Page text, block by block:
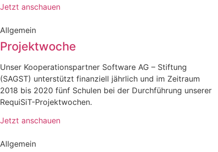
Jetzt anschauen
Allgemein
Projektwoche
Unser Kooperationspartner Software AG – Stiftung
(SAGST) unterstützt finanziell jährlich und im Zeitraum
2018 bis 2020 fünf Schulen bei der Durchführung unserer
RequiSiT-Projektwochen.
Jetzt anschauen
Allgemein